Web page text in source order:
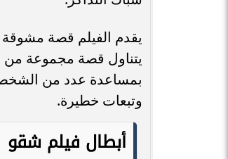
يقدم الفيلم قصة
يتناول قصة مجموعة من
بمساعدة عدد من
وتبعات خطيرة.
أبطال فيلم شقو